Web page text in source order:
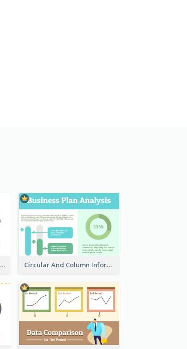
House Comparison With Information Circular And Column Information